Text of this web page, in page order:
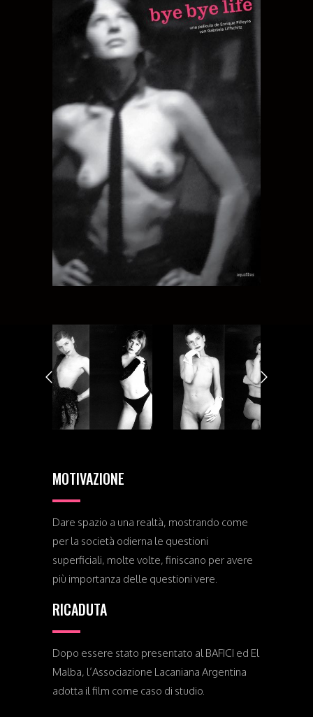
MOTIVAZIONE
Dare spazio a una realtà, mostrando come
per la società odierna le questioni
superficiali, molte volte, finiscano per avere
più importanza delle questioni vere.
RICADUTA
Dopo essere stato presentato al BAFICI ed El
Malba, l’Associazione Lacaniana Argentina
adotta il film come caso di studio.